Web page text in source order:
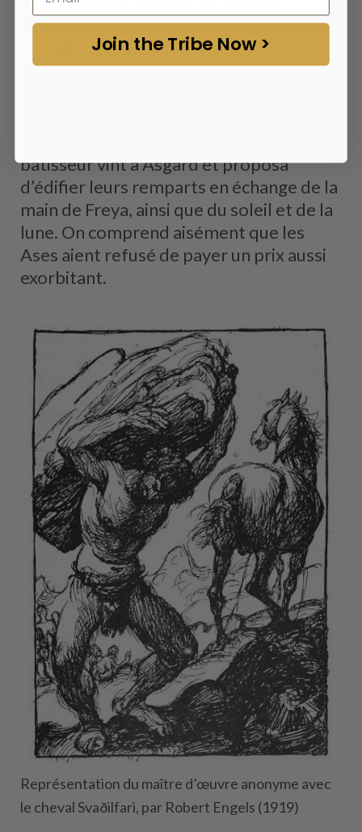
nombreux récits, des géants sollicitaient
bâtisseur vint à Asgard et proposa
d’édifier leurs remparts en échange de la
main de Freya, ainsi que du soleil et de la
lune. On comprend aisément que les
Ases aient refusé de payer un prix aussi
exorbitant.
Représentation du maître d’œuvre anonyme avec
le cheval Svaðilfari, par Robert Engels (1919)
Join the Tribe Now >